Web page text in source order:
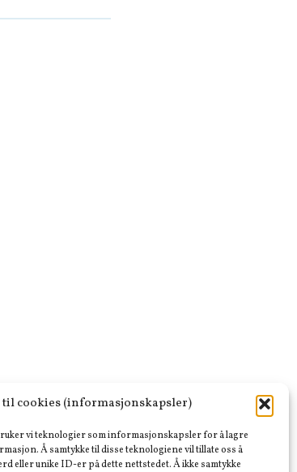
til cookies (informasjonskapsler)
vi teknologier som informasjonskapsler for å lagre
Å samtykke til disse teknologiene vil tillate oss å
eller unike ID-er på dette nettstedet. Å ikke samtykke